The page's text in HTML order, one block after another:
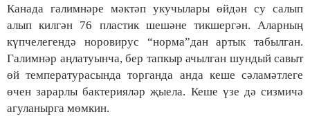
Канада галимнәре мәктәп укучылары өйдән су салып
алып килгән 76 пластик шешәне тикшергән. Аларның
күпчелегендә норовирус “норма”дан артык табылган.
Галимнәр аңлатуынча, бер тапкыр ачылган шундый савыт
өй температурасында торганда анда кеше сәламәтлеге
өчен зарарлы бактерияләр җыела. Кеше үзе дә сизмичә
агуланырга мөмкин.